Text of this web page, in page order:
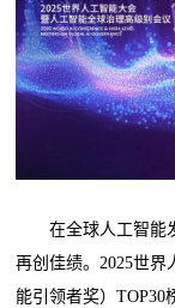
在全球人工智能发
再创佳绩。2025世
能引领者奖）TOP30